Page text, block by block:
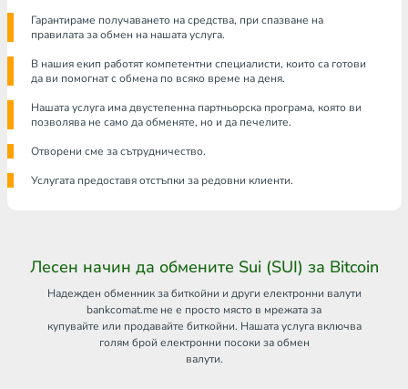
Гарантираме получаването на средства, при спазване на
правилата за обмен на нашата услуга.
В нашия екип работят компетентни специалисти, които са готови
да ви помогнат с обмена по всяко време на деня.
Нашата услуга има двустепенна партньорска програма, която ви
позволява не само да обменяте, но и да печелите.
Отворени сме за сътрудничество.
Услугата предоставя отстъпки за редовни клиенти.
Лесен начин да обмените Sui (SUI) за Bitcoin
Надежден обменник за биткойни и други електронни валути
bankcomat.me не е просто място в мрежата за
купувайте или продавайте биткойни. Нашата услуга включва
голям брой електронни посоки за обмен
валути.